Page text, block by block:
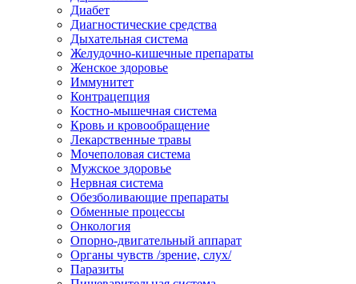
Диабет
Диагностические средства
Дыхательная система
Желудочно-кишечные препараты
Женское здоровье
Иммунитет
Контрацепция
Костно-мышечная система
Кровь и кровообращение
Лекарственные травы
Мочеполовая система
Мужское здоровье
Нервная система
Обезболивающие препараты
Обменные процессы
Онкология
Опорно-двигательный аппарат
Органы чувств /зрение, слух/
Паразиты